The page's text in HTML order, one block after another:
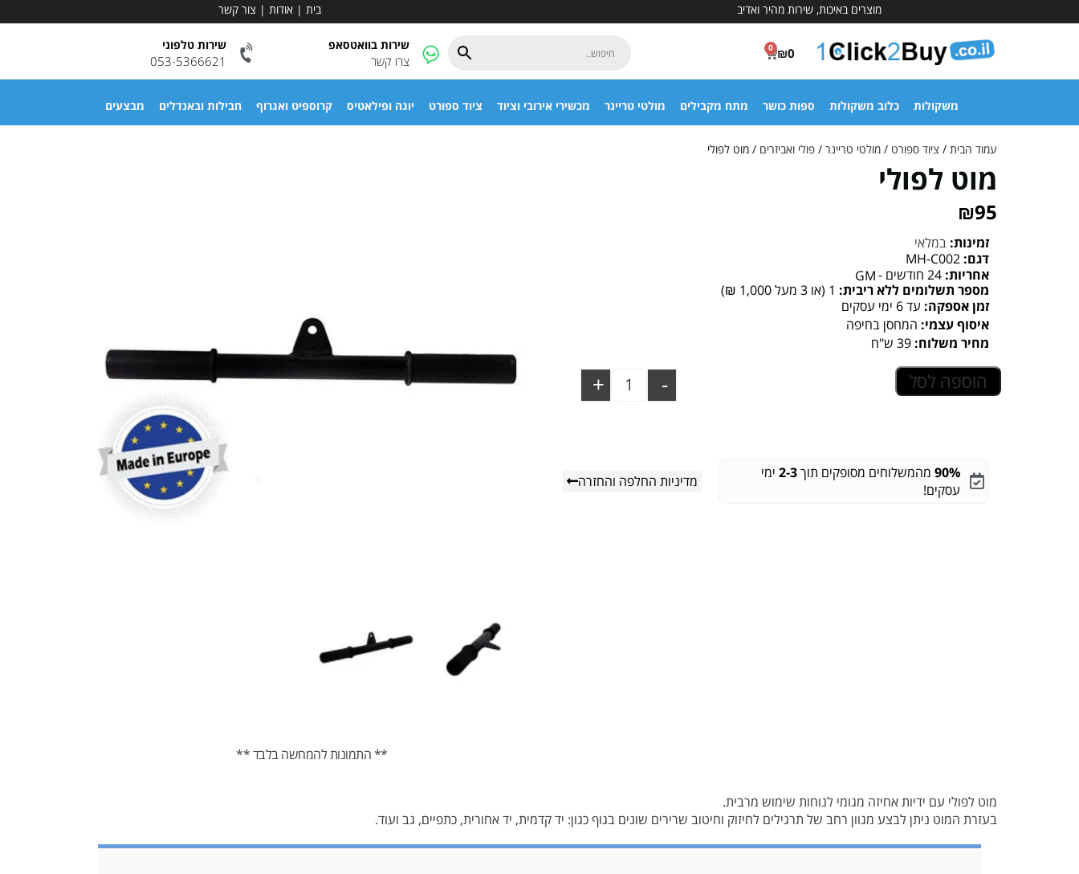
מוצרים באיכות, שירות מהיר ואדיב בית | אודות | צור קשר
₪0
0 שירות בוואטסאפ
צרו קשר
שירות טלפוני
053-5366621
משקולות כלוב משקולות ספות כושר מתח מקבילים מולטי טריינר מכשירי אירובי וציוד ציוד ספורט יוגה ופילאטיס קרוספיט ואגרוף חבילות ובאנדלים מבצעים
עמוד הבית / ציוד ספורט / מולטי טריינר / פולי ואביזרים / מוט לפולי
מוט לפולי
₪95
זמינות: במלאי
דגם: MH-C002
אחריות: 24 חודשים -
GM
מספר תשלומים ללא ריבית: 1 (או 3 מעל 1,000 ₪)
זמן אספקה: עד 6 ימי עסקים
איסוף עצמי: המחסן בחיפה
מחיר משלוח: 39 ש"ח
-
+ הוספה לסל
90% מהמשלוחים מסופקים תוך2-3 ימי
עסקים!
מדיניות החלפה והחזרה
** התמונות להמחשה בלבד **
מוט לפולי עם ידיות אחיזה מגומי לנוחות שימוש מרבית.
בעזרת המוט ניתן לבצע מגוון רחב של תרגילים לחיזוק וחיטוב שרירים שונים בגוף כגון: יד קדמית, יד אחורית, כתפיים, גב ועוד.